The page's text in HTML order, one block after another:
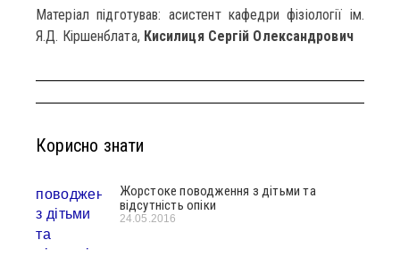
Матеріал підготував: асистент кафедри фізіології ім.
Я.Д. Кіршенблата, Кисилиця Сергій Олександрович
Корисно знати
Жорстоке поводження з дітьми та
відсутність опіки
24.05.2016